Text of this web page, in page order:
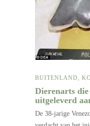
BUITENLAND,
Dierenarts
uitgeleverd
De 38-jarige